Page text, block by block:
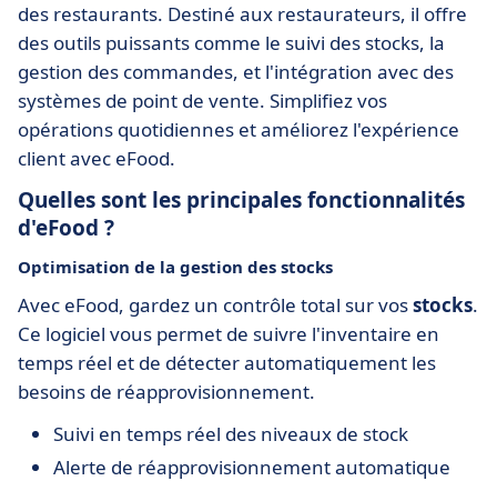
des restaurants. Destiné aux restaurateurs, il offre
des outils puissants comme le suivi des stocks, la
gestion des commandes, et l'intégration avec des
systèmes de point de vente. Simplifiez vos
opérations quotidiennes et améliorez l'expérience
client avec eFood.
Quelles sont les principales fonctionnalités
d'eFood ?
Optimisation de la gestion des stocks
Avec eFood, gardez un contrôle total sur vosstocks.
Ce logiciel vous permet de suivre l'inventaire en
temps réel et de détecter automatiquement les
besoins de réapprovisionnement.
Suivi en temps réel des niveaux de stock
Alerte de réapprovisionnement automatique